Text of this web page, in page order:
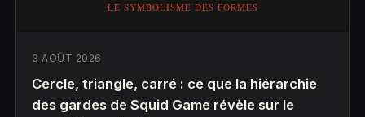
3 AOÛT 2026
Cercle, triangle, carré : ce que la hiérarchie
des gardes de Squid Game révèle sur le